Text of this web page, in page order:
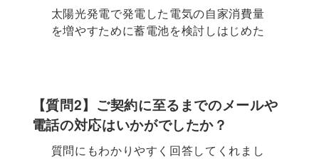
太陽光発電で発電した電気の自家消費量
を増やすために蓄電池を検討しはじめた
【質問2】ご契約に至るまでのメールや
電話の対応はいかがでしたか？
質問にもわかりやすく回答してくれまし